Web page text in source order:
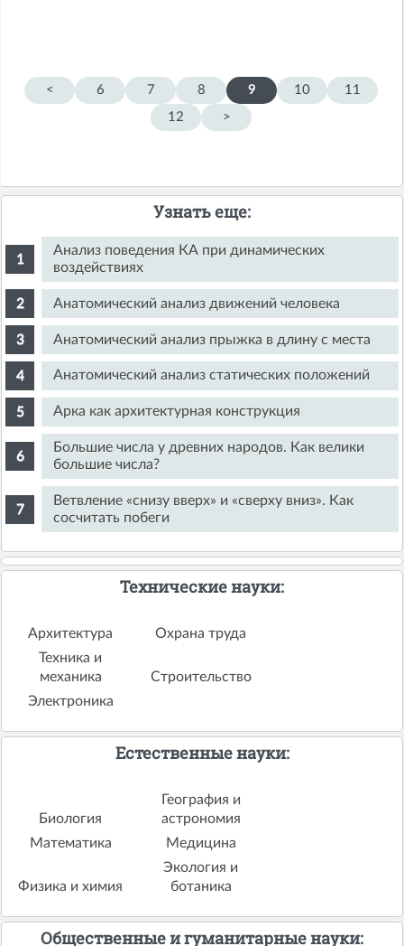
< 6 7 8 9 10
11
12
>
Узнать еще:
Анализ поведения КА при динамических
воздействиях
Анатомический анализ движений человека
Анатомический анализ прыжка в длину с места
Анатомический анализ статических положений
Арка как архитектурная конструкция
Большие числа у древних народов. Как велики
большие числа?
Ветвление «снизу вверх» и «сверху вниз». Как
сосчитать побеги
Технические науки:
Архитектура
Охрана труда
Техника и
механика
Строительство
Электроника
Естественные науки:
Биология
География и
астрономия
Математика
Медицина
Физика и химия
Экология и
ботаника
Общественные и гуманитарные науки: